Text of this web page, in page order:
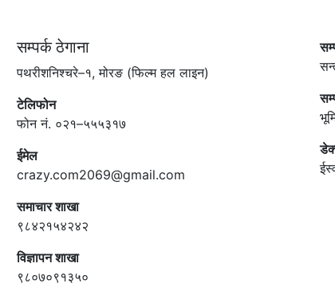
सम्पर्क ठेगाना
पथरीशनिश्चरे–१, मोरङ (फिल्म हल लाइन)
टेलिफोन
फोन नं. ०२१–५५५३१७
ईमेल
crazy.com2069@gmail.com
समाचार शाखा
९८४२१५४२४२
विज्ञापन शाखा
९८०७०९१३५०